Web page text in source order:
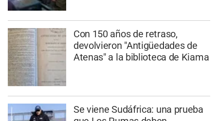
Con 150 años de retraso,
devolvieron "Antigüedades de
Atenas" a la biblioteca de Kiama
Se viene Sudáfrica: una prueba